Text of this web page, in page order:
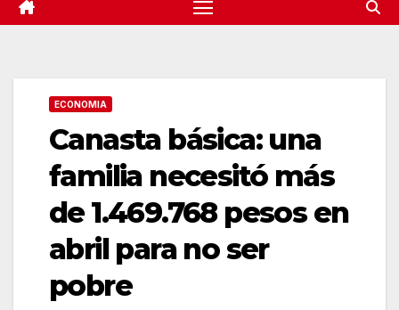
ECONOMIA
Canasta básica: una
familia necesitó más
de 1.469.768 pesos en
abril para no ser
pobre